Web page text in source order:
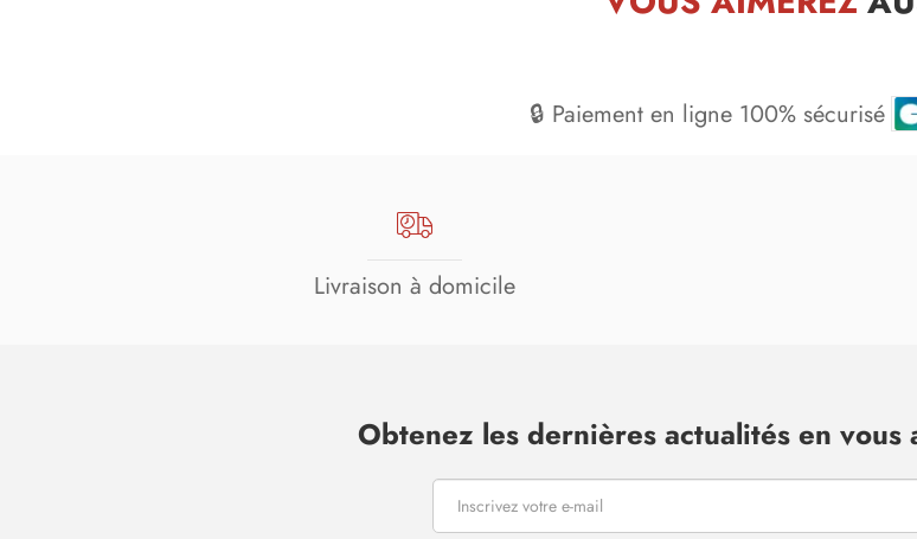
🔒 Paiement en ligne 100% sécurisé
Livraison à domicile
Obtenez les dernières actualités en vous